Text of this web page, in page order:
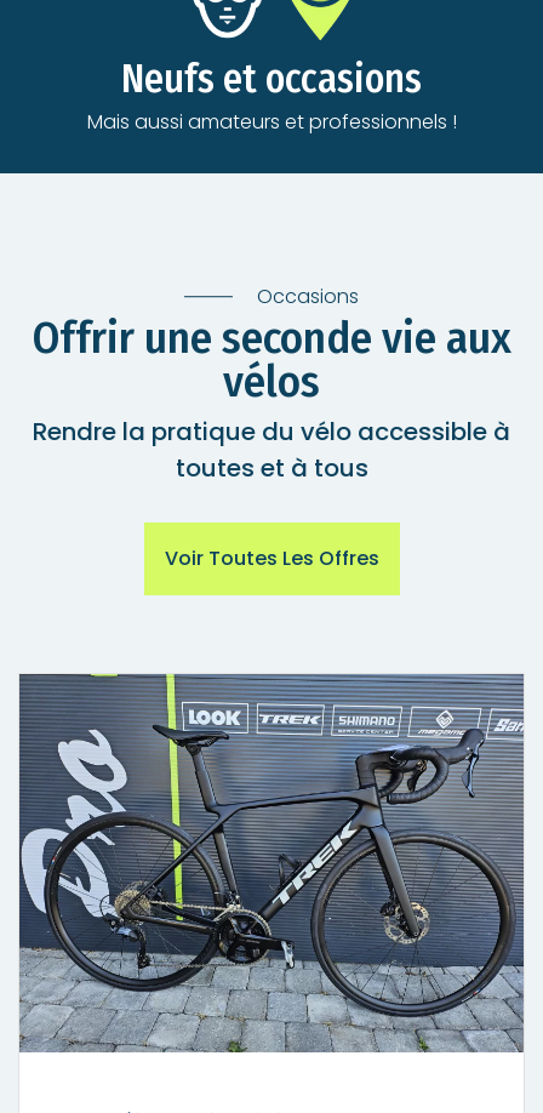
Neufs et occasions
Mais aussi amateurs et professionnels !
Occasions
Offrir une seconde vie aux
vélos
Rendre la pratique du vélo accessible à
toutes et à tous
Voir Toutes Les Offres